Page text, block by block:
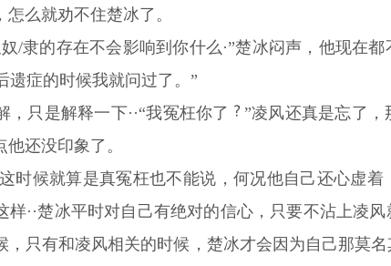
么就劝不住楚冰了。
/隶的存在不会影响到你什么·”楚冰闷声，他现在
遗症的时候我就问过了。”
只是解释一下··“我冤枉你了
”凌风还真是忘了
还没印象了。
时候就算是真冤枉也不能说，何况他自己还心虚
样··楚冰平时对自己有绝对的信心，只要不沾上凌
，只有和凌风相关的时候，楚冰才会因为自己那莫